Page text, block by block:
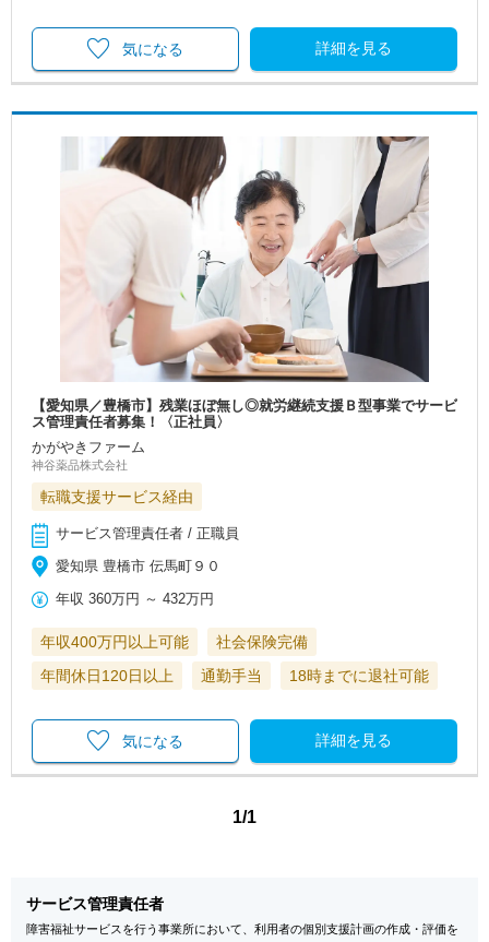
詳細を見る
気になる
【愛知県／豊橋市】残業ほぼ無し◎就労継続支援Ｂ型事業でサービ
ス管理責任者募集！〈正社員〉
かがやきファーム
神谷薬品株式会社
転職支援サービス経由
サービス管理責任者 / 正職員
愛知県 豊橋市 伝馬町９０
年収 360万円 ～432万円
年収400万円以上可能
社会保険完備
年間休日120日以上
通勤手当 18時までに退社可能
詳細を見る
気になる
1/1
サービス管理責任者
障害福祉サービスを行う事業所において、利用者の個別支援計画の作成・評価を